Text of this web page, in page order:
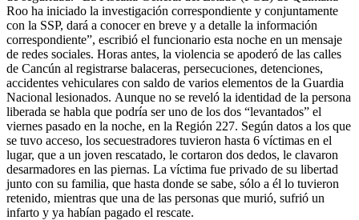
Roo ha iniciado la investigación correspondiente y conjuntamente
con la SSP, dará a conocer en breve y a detalle la información
correspondiente”, escribió el funcionario esta noche en un mensaje
de redes sociales. Horas antes, la violencia se apoderó de las calles
de Cancún al registrarse balaceras, persecuciones, detenciones,
accidentes vehiculares con saldo de varios elementos de la Guardia
Nacional lesionados. Aunque no se reveló la identidad de la persona
liberada se habla que podría ser uno de los dos “levantados” el
viernes pasado en la noche, en la Región 227. Según datos a los que
se tuvo acceso, los secuestradores tuvieron hasta 6 víctimas en el
lugar, que a un joven rescatado, le cortaron dos dedos, le clavaron
desarmadores en las piernas. La víctima fue privado de su libertad
junto con su familia, que hasta donde se sabe, sólo a él lo tuvieron
retenido, mientras que una de las personas que murió, sufrió un
infarto y ya habían pagado el rescate.